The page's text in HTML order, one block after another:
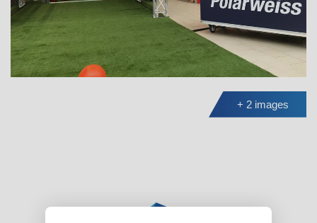
+ 2 images